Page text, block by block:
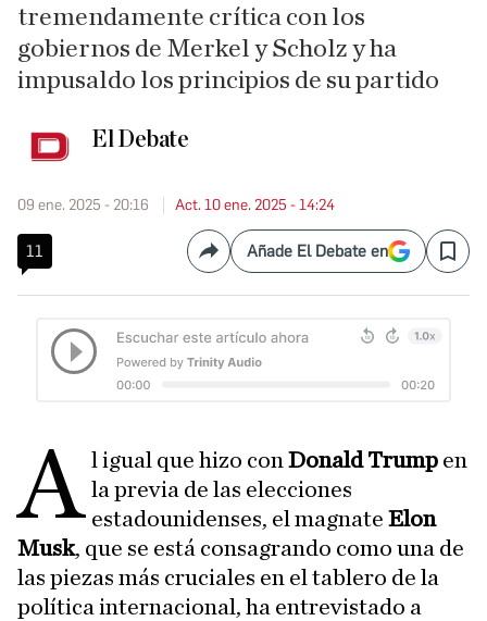
tremendamente crítica con los
gobiernos de Merkel y Scholz y ha
impusaldo los principios de su partido
El Debate
09 ene. 2025 - 20:16 Act. 10 ene. 2025 - 14:24
11 CompartirAñade El Debate en Save
A l igual que hizo conDonald Trump en
la previa de las elecciones
estadounidenses, el magnateElon
Musk, que se está consagrando como una de
las piezas más cruciales en el tablero de la
política internacional, ha entrevistado a